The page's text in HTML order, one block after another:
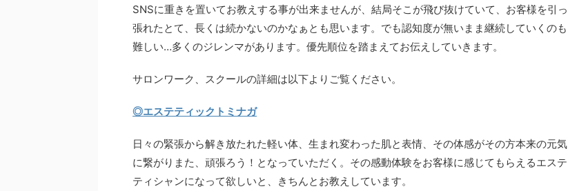
SNSに重きを置いてお教えする事が出来ませんが、結局そこが飛び抜けていて、お客様を引っ
張れたとて、長くは続かないのかなぁとも思います。でも認知度が無いまま継続していくのも
難しい…多くのジレンマがあります。優先順位を踏まえてお伝えしていきます。
サロンワーク、スクールの詳細は以下よりご覧ください。
◎エステティックトミナガ
日々の緊張から解き放たれた軽い体、生まれ変わった肌と表情、その体感がその方本来の元気
に繋がりまた、頑張ろう！となっていただく。その感動体験をお客様に感じてもらえるエステ
ティシャンになって欲しいと、きちんとお教えしています。